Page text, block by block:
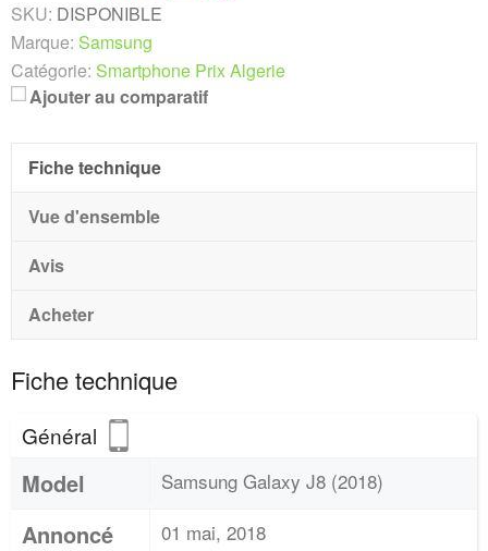
SKU: DISPONIBLE
Marque: Samsung
Catégorie: Smartphone Prix Algerie
Ajouter au comparatif
Fiche technique
Vue d'ensemble
Avis
Acheter
Fiche technique
Général
Model Samsung Galaxy J8 (2018)
Annoncé 01 mai, 2018